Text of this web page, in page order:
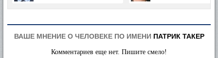
ВАШЕ МНЕНИЕ О ЧЕЛОВЕКЕ ПО ИМЕНИ ПАТРИК ТАКЕР
Комментариев еще нет. Пишите смело!